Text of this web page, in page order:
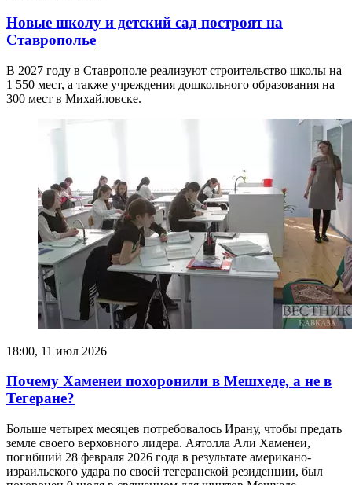
Новые школу и детский сад построят на
Ставрополье
В 2027 году в Ставрополе реализуют строительство школы на
1 550 мест, а также учреждения дошкольного образования на
300 мест в Михайловске.
18:00, 11 июл 2026
Почему Хаменеи похоронили в Мешхеде, а не в
Тегеране?
Больше четырех месяцев потребовалось Ирану, чтобы предать
земле своего верховного лидера. Аятолла Али Хаменеи,
погибший 28 февраля 2026 года в результате американо-
израильского удара по своей тегеранской резиденции, был